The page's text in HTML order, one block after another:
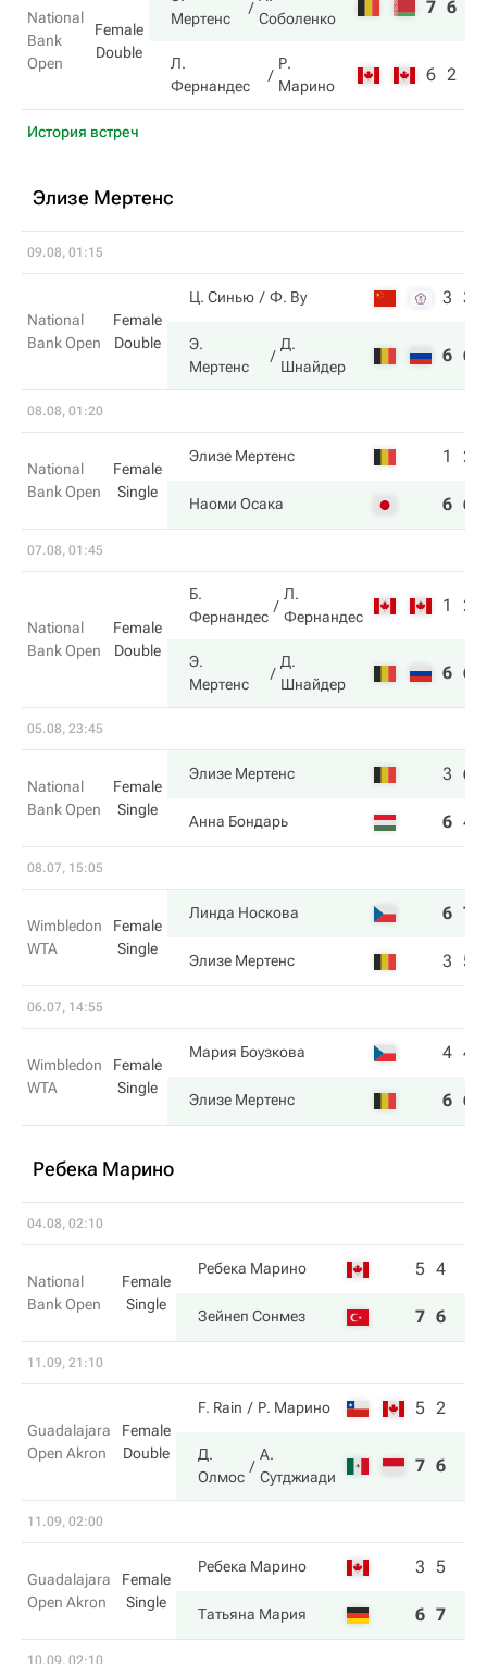
National
Bank
Open
Female
Double
Мертенс
Соболенко
7 6
Л.
Фернандес
Р.
Марино
6 2
История встреч
Элизе Мертенс
09.08, 01:15
National
Bank Open
Female
Double
Ц. Синью Ф. Ву 3 3
Э.
Мертенс
Д.
Шнайдер
6 6
08.08, 01:20
National
Bank Open
Female
Single
Элизе Мертенс 1 2
Наоми Осака 6 6
07.08, 01:45
National
Bank Open
Female
Double
Б.
Фернандес
Л.
Фернандес
1 2
Э.
Мертенс
Д.
Шнайдер
6 6
05.08, 23:45
National
Bank Open
Female
Single
Элизе Мертенс 3 6
Анна Бондарь 6 4
08.07, 15:05
Wimbledon
WTA
Female
Single
Линда Носкова 6 7
Элизе Мертенс 3 5
06.07, 14:55
Wimbledon
WTA
Female
Single
Мария Боузкова 4 4
Элизе Мертенс 6 6
Ребека Марино
04.08, 02:10
National
Bank Open
Female
Single
Ребека Марино 5 4
Зейнеп Сонмез 7 6
11.09, 21:10
Guadalajara
Open Akron
Female
Double
F. Rain Р. Марино 5 2
Д.
Олмос
А.
Сутджиади
7 6
11.09, 02:00
Guadalajara
Open Akron
Female
Single
Ребека Марино 3 5
Татьяна Мария 6 7
10.09, 02:10